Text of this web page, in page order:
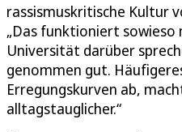
rassismuskritische Kultur
„Das funktioniert sowieso
Universität darüber
genommen gut.
Erregungskurven ab,
alltagstauglicher.“